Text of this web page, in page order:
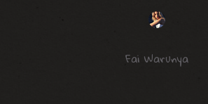
Fai Warunya